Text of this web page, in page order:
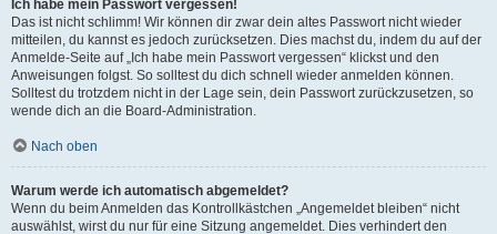
Ich habe mein Passwort vergessen!
Das ist nicht schlimm! Wir können dir zwar dein altes Passwort nicht wieder
mitteilen, du kannst es jedoch zurücksetzen. Dies machst du, indem du auf der
Anmelde-Seite auf „Ich habe mein Passwort vergessen“ klickst und den
Anweisungen folgst. So solltest du dich schnell wieder anmelden können.
Solltest du trotzdem nicht in der Lage sein, dein Passwort zurückzusetzen, so
wende dich an die Board-Administration.
Nach oben
Warum werde ich automatisch abgemeldet?
Wenn du beim Anmelden das Kontrollkästchen „Angemeldet bleiben“ nicht
auswählst, wirst du nur für eine Sitzung angemeldet. Dies verhindert den